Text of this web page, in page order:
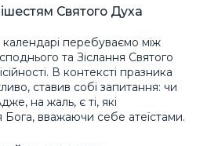
Святого Духа
перебуваємо між
та Зіслання Святого
В контексті празника
ставив собі запитання: чи
на жаль, є ті, які
Бога, вважаючи себе атеїстами.